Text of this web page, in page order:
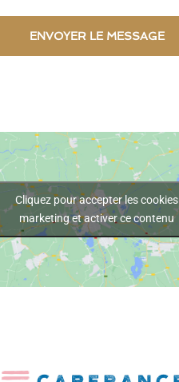
Cliquez pour accepter les cookies
marketing et activer ce contenu